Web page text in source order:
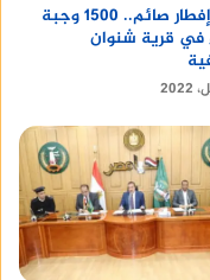
مبادرة إفطار صائم.. 1500 وجبة
في قرية شنوان